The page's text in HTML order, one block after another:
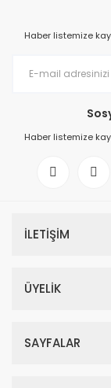
Haber listemize
Haber listemize
İLETİŞİM
ÜYELİK
SAYFALAR